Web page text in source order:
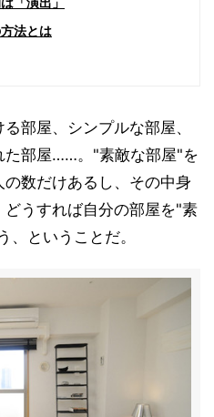
法とは
部屋、シンプルな部屋、
た部屋……。"素敵な部屋"を
数だけあるし、その中身
うすれば自分の部屋を"素
、ということだ。